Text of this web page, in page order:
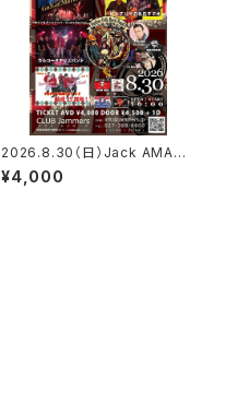
2026.8.30（日）Jack AMANU
MA Fes vol.2 GO!GO!5!5! 前
売チケット
¥4,000